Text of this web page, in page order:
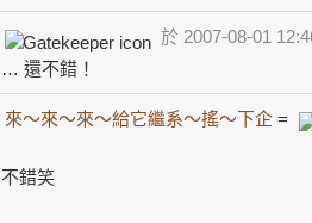
於 2007-08-01
還不錯！
來～來～來～給它繼系～搖～下企 =
錯笑